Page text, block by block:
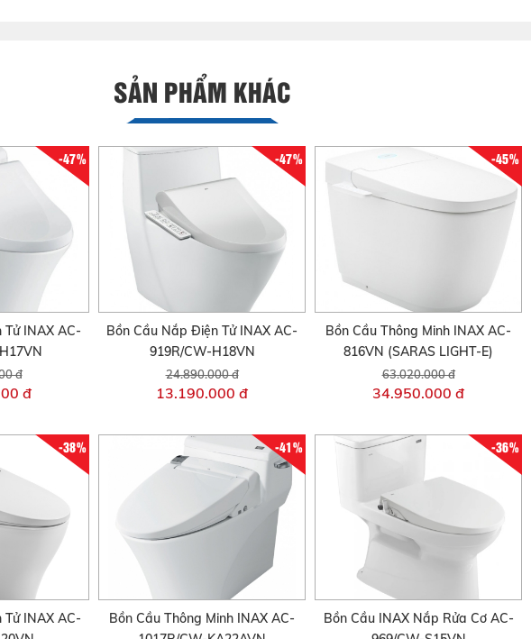
SẢN PHẨM KHÁC
-47%
INAX AC-
đ
đ
-47%
Bồn Cầu Nắp Điện Tử INAX AC-
919R/CW-H18VN
24.890.000 đ
13.190.000 đ
-45%
Bồn Cầu Thông Minh INAX AC-
816VN (SARAS LIGHT-E)
63.020.000 đ
34.950.000 đ
-38%
INAX AC-
-41%
Bồn Cầu Thông Minh INAX AC-
-36%
Bồn Cầu INAX Nắp Rửa Cơ AC-